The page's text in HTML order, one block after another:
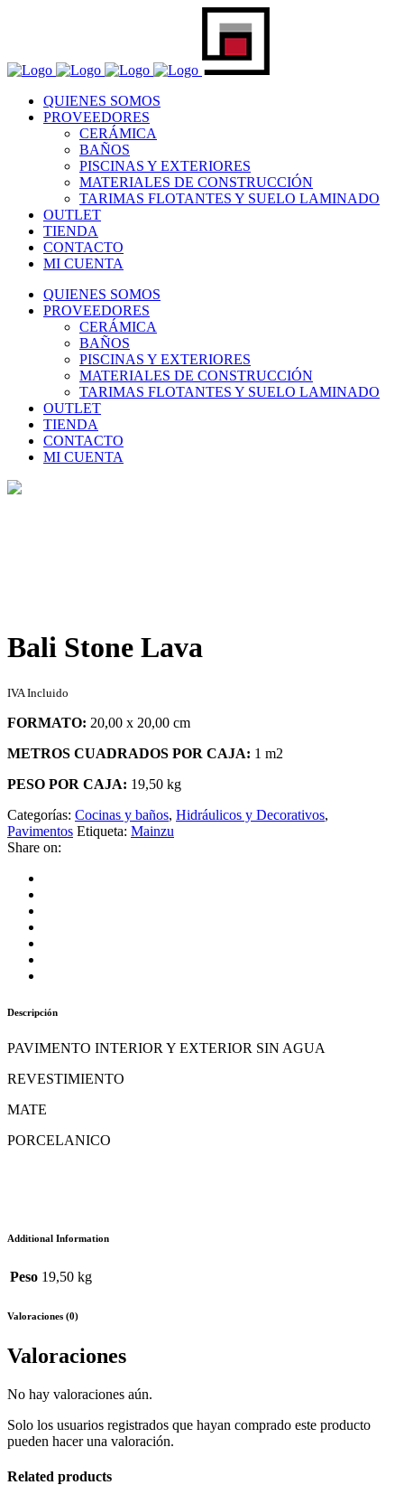
QUIENES SOMOS
PROVEEDORES
CERÁMICA
BAÑOS
PISCINAS Y EXTERIORES
MATERIALES DE CONSTRUCCIÓN
TARIMAS FLOTANTES Y SUELO LAMINADO
OUTLET
TIENDA
CONTACTO
MI CUENTA
QUIENES SOMOS
PROVEEDORES
CERÁMICA
BAÑOS
PISCINAS Y EXTERIORES
MATERIALES DE CONSTRUCCIÓN
TARIMAS FLOTANTES Y SUELO LAMINADO
OUTLET
TIENDA
CONTACTO
MI CUENTA
Bali Stone Lava
IVA Incluido
FORMATO: 20,00 x 20,00 cm
METROS CUADRADOS POR CAJA: 1 m2
PESO POR CAJA: 19,50 kg
Categorías: Cocinas y baños, Hidráulicos y Decorativos,
Pavimentos Etiqueta: Mainzu
Share on:
Descripción
PAVIMENTO INTERIOR Y EXTERIOR SIN AGUA
REVESTIMIENTO
MATE
PORCELANICO
Additional Information
Peso 19,50 kg
Valoraciones (0)
Valoraciones
No hay valoraciones aún.
Solo los usuarios registrados que hayan comprado este producto
pueden hacer una valoración.
Related products